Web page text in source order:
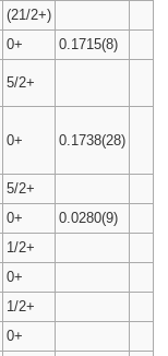
(21/2+)
0+ 0.1715(8)
5/2+
0+ 0.1738(28)
5/2+
0+ 0.0280(9)
1/2+
0+
1/2+
0+